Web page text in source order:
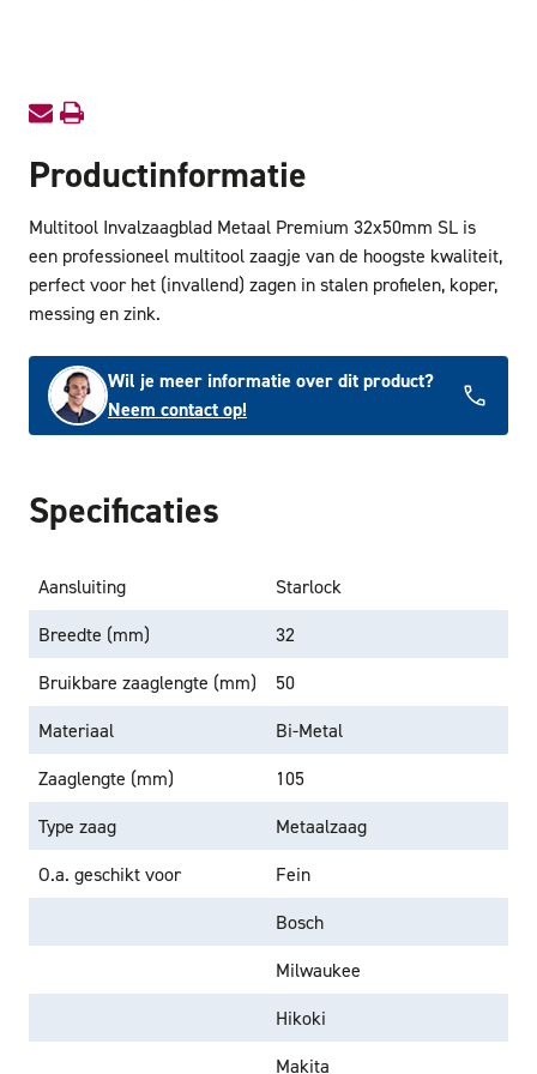
Productinformatie
Multitool Invalzaagblad Metaal Premium 32x50mm SL is
een professioneel multitool zaagje van de hoogste kwaliteit,
perfect voor het (invallend) zagen in stalen profielen, koper,
messing en zink.
Wil je meer informatie over dit product?
Neem contact op!
Specificaties
Aansluiting
Starlock
Breedte (mm)
32
Bruikbare zaaglengte (mm)
50
Materiaal
Bi-Metal
Zaaglengte (mm)
105
Type zaag
Metaalzaag
O.a. geschikt voor
Fein
Bosch
Milwaukee
Hikoki
Makita